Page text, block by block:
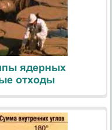
ядерных
отходы